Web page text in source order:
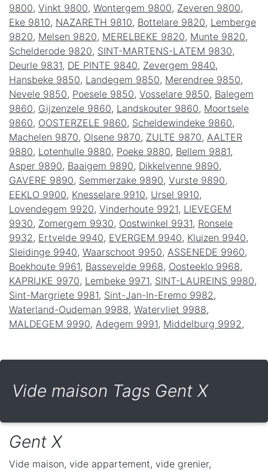
9800, Vinkt 9800, Wontergem 9800, Zeveren 9800,
Eke 9810, NAZARETH 9810, Bottelare 9820, Lemberge
9820, Melsen 9820, MERELBEKE 9820, Munte 9820,
Schelderode 9820, SINT-MARTENS-LATEM 9830,
Deurle 9831, DE PINTE 9840, Zevergem 9840,
Hansbeke 9850, Landegem 9850, Merendree 9850,
Nevele 9850, Poesele 9850, Vosselare 9850, Balegem
9860, Gijzenzele 9860, Landskouter 9860, Moortsele
9860, OOSTERZELE 9860, Scheldewindeke 9860,
Machelen 9870, Olsene 9870, ZULTE 9870, AALTER
9880, Lotenhulle 9880, Poeke 9880, Bellem 9881,
Asper 9890, Baaigem 9890, Dikkelvenne 9890,
GAVERE 9890, Semmerzake 9890, Vurste 9890,
EEKLO 9900, Knesselare 9910, Ursel 9910,
Lovendegem 9920, Vinderhoute 9921, LIEVEGEM
9930, Zomergem 9930, Oostwinkel 9931, Ronsele
9932 , Ertvelde 9940, EVERGEM 9940, Kluizen 9940,
Sleidinge 9940, Waarschoot 9950, ASSENEDE 9960,
Boekhoute 9961, Bassevelde 9968, Oosteeklo 9968,
KAPRIJKE 9970, Lembeke 9971, SINT-LAUREINS 9980,
Sint-Margriete 9981, Sint-Jan-In-Eremo 9982 ,
Waterland-Oudeman 9988, Watervliet 9988,
MALDEGEM 9990, Adegem 9991, Middelburg 9992 ,
Vide maison Tags Gent X
Gent X
Vide maison, vide appartement, vide grenier,